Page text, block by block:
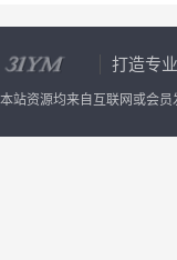
打造专
本站资源均来自互联网或会